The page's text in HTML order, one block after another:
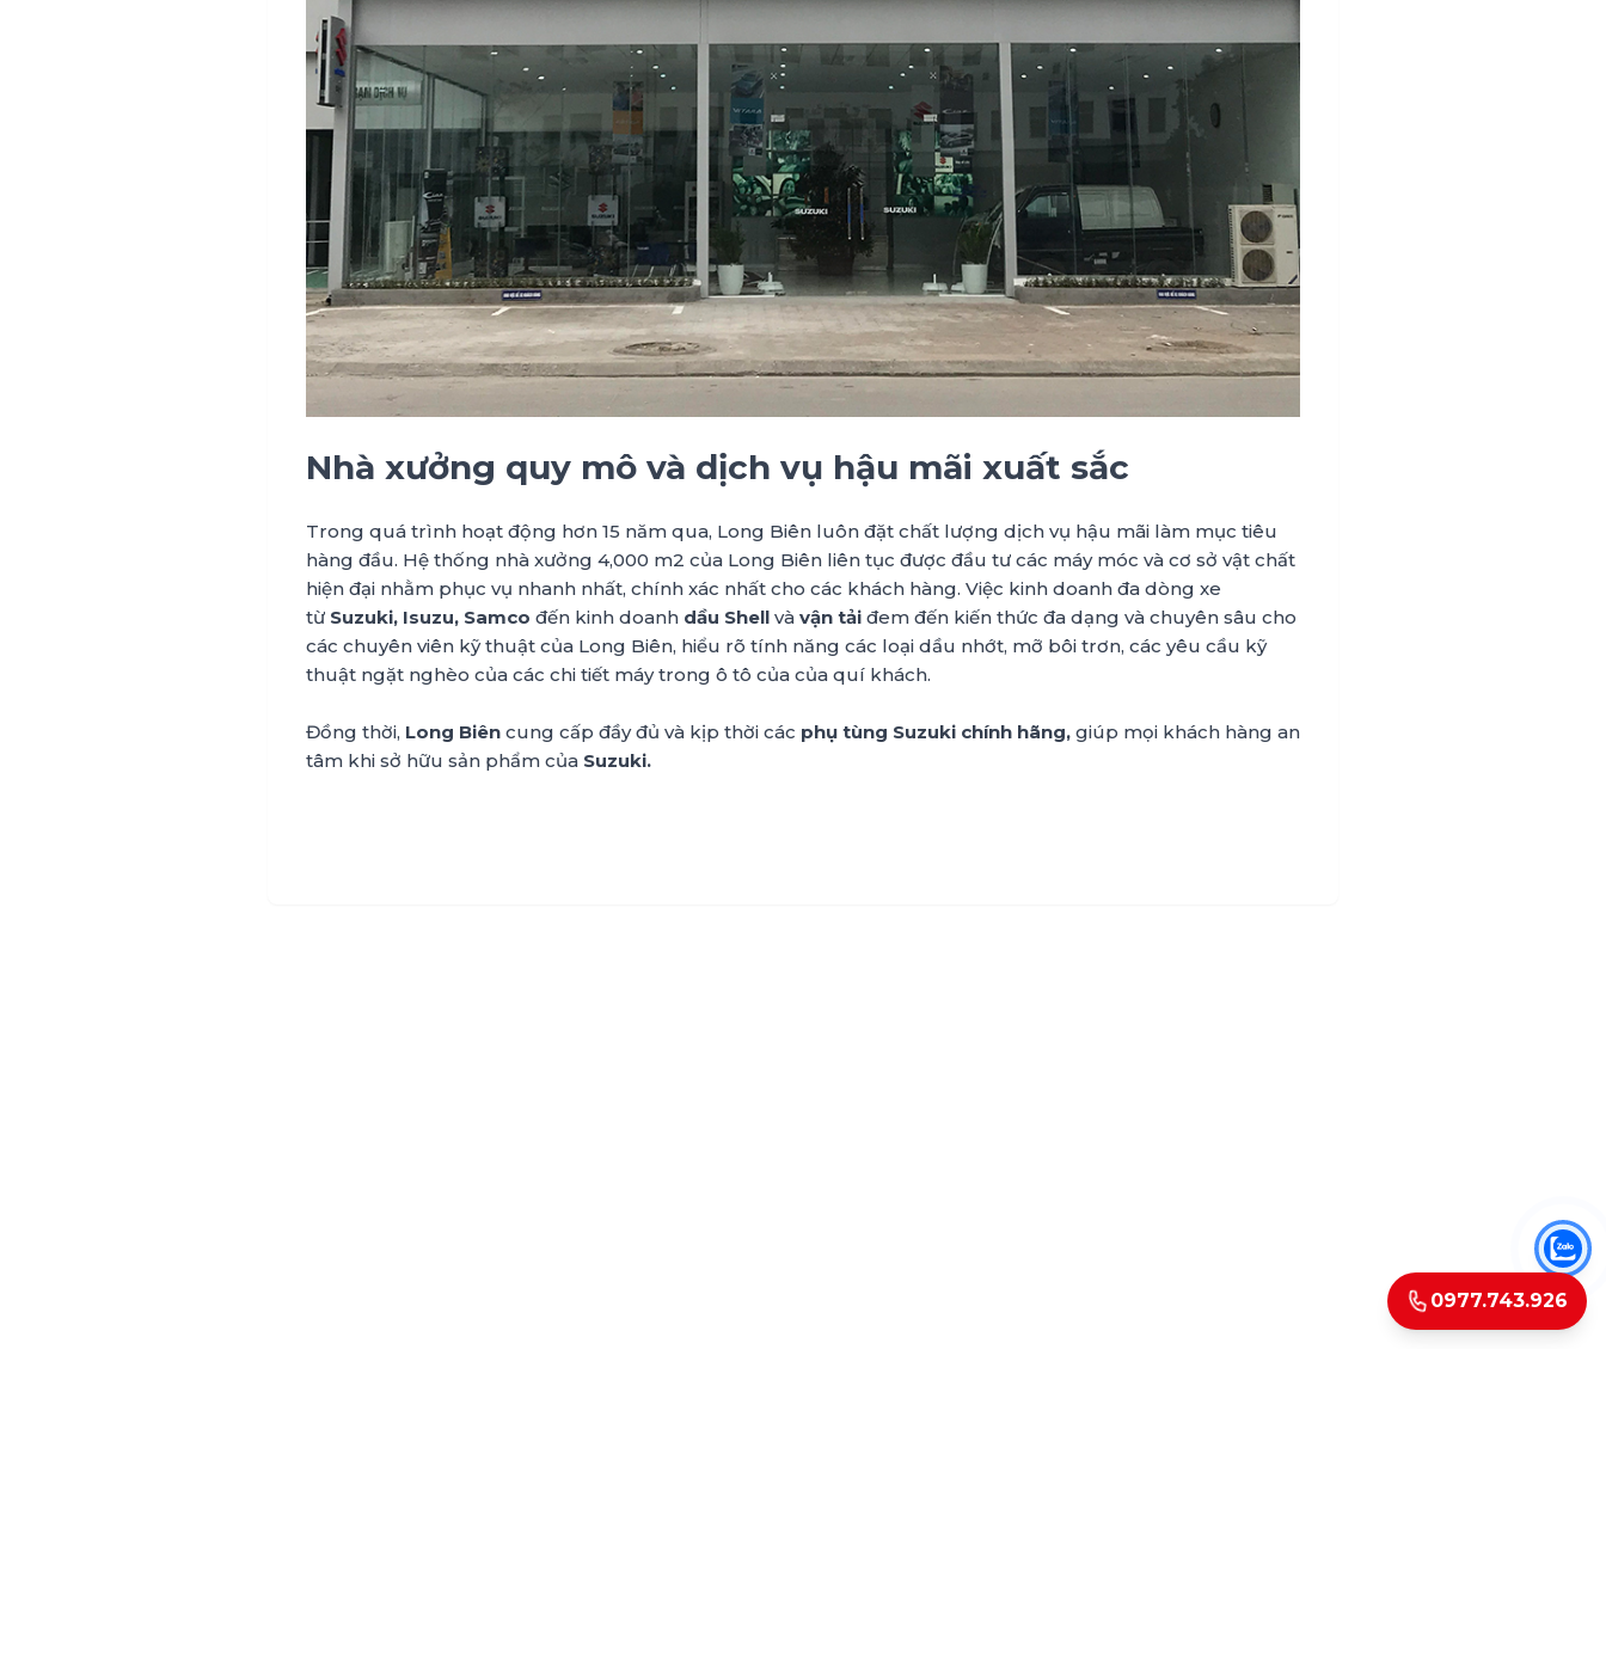
0977.743.926
Nhà xưởng quy mô và dịch vụ hậu mãi xuất sắc
Trong quá trình hoạt động hơn 15 năm qua, Long Biên luôn đặt chất lượng dịch vụ hậu mãi làm mục tiêu
hàng đầu. Hệ thống nhà xưởng 4,000 m2 của Long Biên liên tục được đầu tư các máy móc và cơ sở vật chất
hiện đại nhằm phục vụ nhanh nhất, chính xác nhất cho các khách hàng. Việc kinh doanh đa dòng xe
từ Suzuki, Isuzu, Samco đến kinh doanh dầu Shell và vận tải đem đến kiến thức đa dạng và chuyên sâu cho
các chuyên viên kỹ thuật của Long Biên, hiểu rõ tính năng các loại dầu nhớt, mỡ bôi trơn, các yêu cầu kỹ
thuật ngặt nghèo của các chi tiết máy trong ô tô của của quí khách.
Đồng thời, Long Biên cung cấp đầy đủ và kịp thời các phụ tùng Suzuki chính hãng, giúp mọi khách hàng an
tâm khi sở hữu sản phẩm của Suzuki.